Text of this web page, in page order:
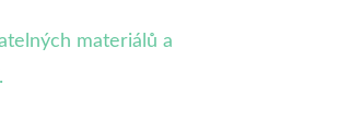
materiálů a